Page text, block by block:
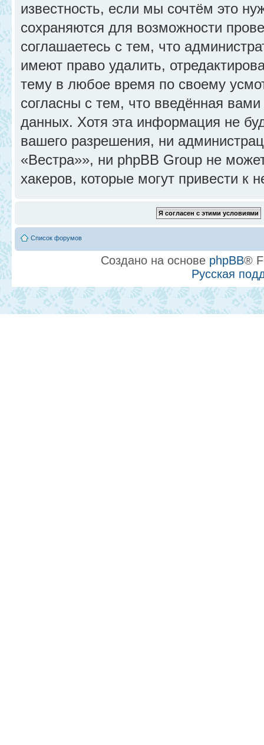
известность, если мы сочтём это
сохраняются для возможности
соглашаетесь с тем, что
имеют право удалить,
тему в любое время по своему
согласны с тем, что введённая
данных. Хотя эта информация не
вашего разрешения, ни
«Вестра»», ни phpBB Group не
хакеров, которые могут привести к
Список форумов
Создано на основе phpBB®
Русская